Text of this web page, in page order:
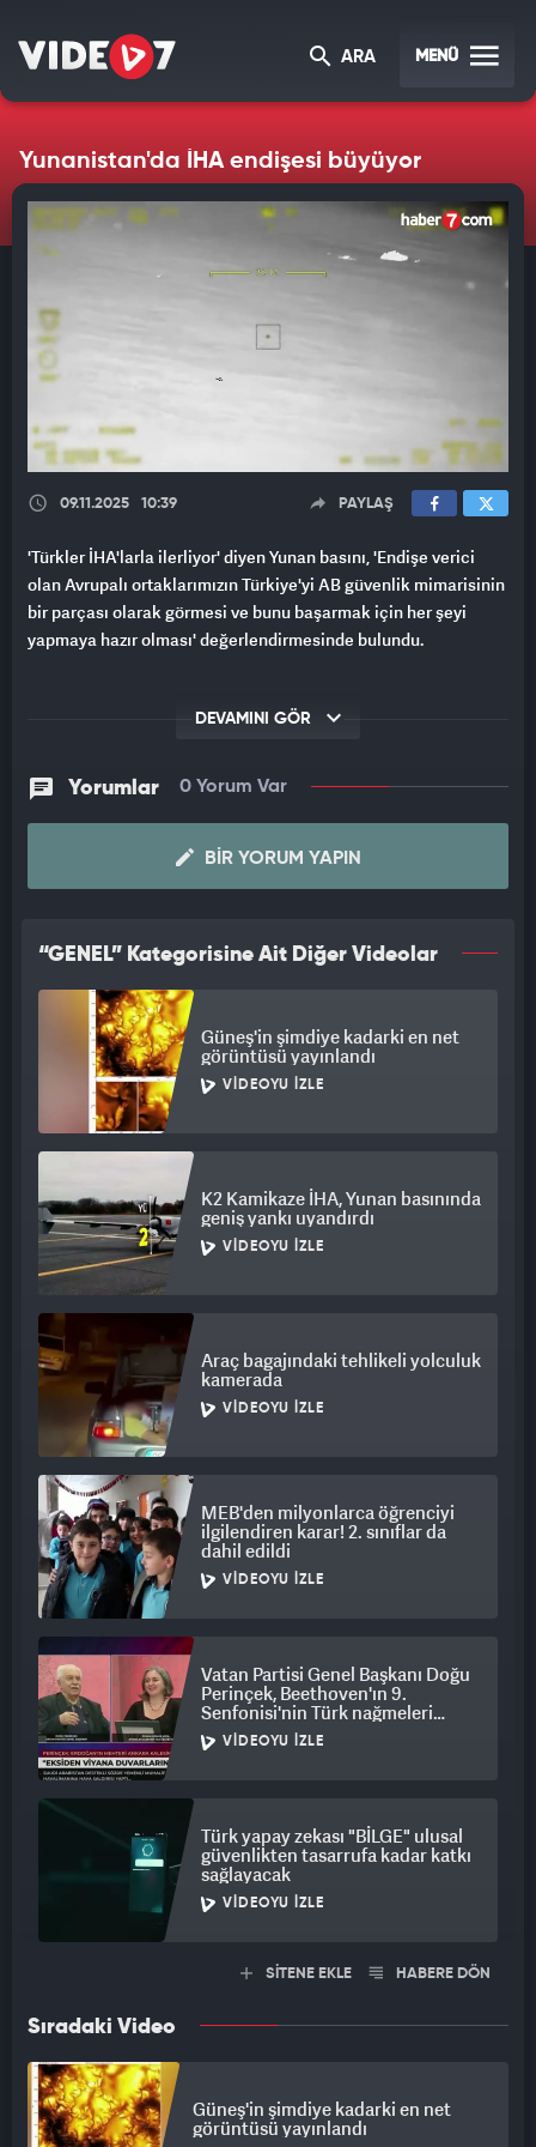
ARA MENÜ
Yunanistan'da İHA endişesi büyüyor
09.11.2025 10:39 PAYLAŞ
'Türkler İHA'larla ilerliyor' diyen Yunan basını, 'Endişe verici
olan Avrupalı ortaklarımızın Türkiye'yi AB güvenlik mimarisinin
bir parçası olarak görmesi ve bunu başarmak için her şeyi
yapmaya hazır olması' değerlendirmesinde bulundu.
DEVAMINI GÖR
Yorumlar 0 Yorum Var
BIR YORUM YAPIN
“GENEL” Kategorisine Ait Diğer Videolar
Güneş'in şimdiye kadarki en net
görüntüsü yayınlandı
VIDEOYU İZLE
K2 Kamikaze İHA, Yunan basınında
geniş yankı uyandırdı
VIDEOYU İZLE
Araç bagajındaki tehlikeli yolculuk
kamerada
VIDEOYU İZLE
MEB'den milyonlarca öğrenciyi
ilgilendiren karar! 2. sınıflar da
dahil edildi
VIDEOYU İZLE
Vatan Partisi Genel Başkanı Doğu
Perinçek, Beethoven'ın 9.
Senfonisi'nin Türk nağmeleri
taşığını iddia etti
VIDEOYU İZLE
Türk yapay zekası "BİLGE" ulusal
güvenlikten tasarrufa kadar katkı
sağlayacak
VIDEOYU İZLE
SİTENE EKLE HABERE DÖN
Sıradaki Video
Güneş'in şimdiye kadarki en net
görüntüsü yayınlandı